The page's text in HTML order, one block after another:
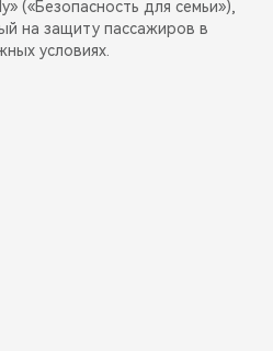
(«Безопасность для семьи»),
на защиту пассажиров в
условиях.